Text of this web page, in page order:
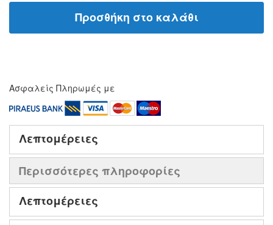
Προσθήκη στο καλάθι
Ασφαλείς Πληρωμές με
Λεπτομέρειες
Περισσότερες πληροφορίες
Λεπτομέρειες